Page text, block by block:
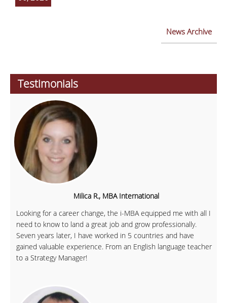
News Archive
Testimonials
Milica R., MBA International
Looking for a career change, the i-MBA equipped me with all I
need to know to land a great job and grow professionally.
Seven years later, I have worked in 5 countries and have
gained valuable experience. From an English language teacher
to a Strategy Manager!